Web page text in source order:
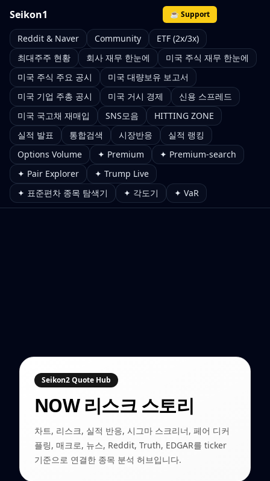
Seikon1 ☕ Support
Reddit & Naver Community
ETF (2x/3x)
최대주주 현황
회사 재무 한눈에
미국 주식 재무 한눈에
미국 주식 주요 공시
미국 대량보유 보고서
미국 기업 주총 공시
미국 거시 경제
신용 스프레드
미국 국고채 재매입
SNS모음
HITTING ZONE
실적 발표
통합검색 시장반응
실적 랭킹
Options Volume
✦ Premium
✦ Premium-search
✦ Pair Explorer
✦ Trump Live
✦ 표준편차 종목 탐색기
✦ 각도기 ✦ VaR
Seikon2 Quote Hub
NOW리스크 스토리
차트, 리스크, 실적 반응, 시그마 스크리너, 페어 디커
플링, 매크로, 뉴스, Reddit, Truth, EDGAR를 ticker
기준으로 연결한 종목 분석 허브입니다.